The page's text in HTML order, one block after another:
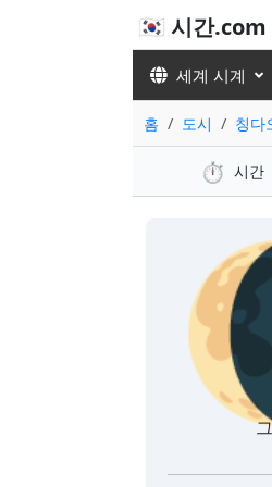
🇰🇷 시간.com
세계 시계
홈 도시 칭다
⏱️ 시간